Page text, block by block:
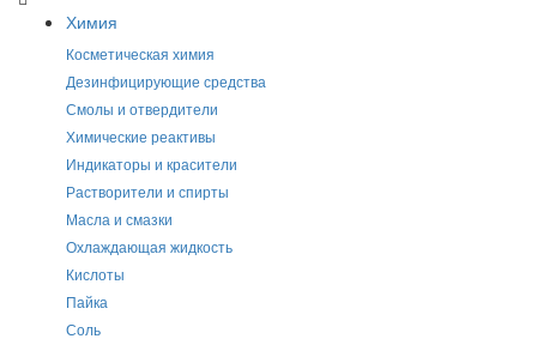
Химия
Косметическая химия
Дезинфицирующие средства
Смолы и отвердители
Химические реактивы
Индикаторы и красители
Растворители и спирты
Масла и смазки
Охлаждающая жидкость
Кислоты
Пайка
Соль